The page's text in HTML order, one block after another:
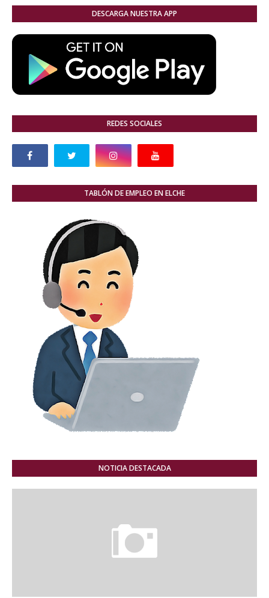
DESCARGA NUESTRA APP
REDES SOCIALES
TABLÓN DE EMPLEO EN ELCHE
NOTICIA DESTACADA